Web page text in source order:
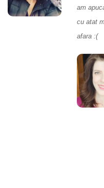
am
cu atat
afara :(